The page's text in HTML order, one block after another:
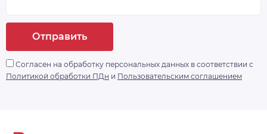
Отправить
Согласен на обработку персональных данных в соответствии с
Политикой обработки ПДн и Пользовательским соглашением